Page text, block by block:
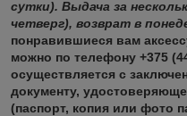
сутки). Выдача за
четверг), возврат в
понравившиеся вам
можно по телефону +375
осуществляется с
документу,
(паспорт, копия или фото